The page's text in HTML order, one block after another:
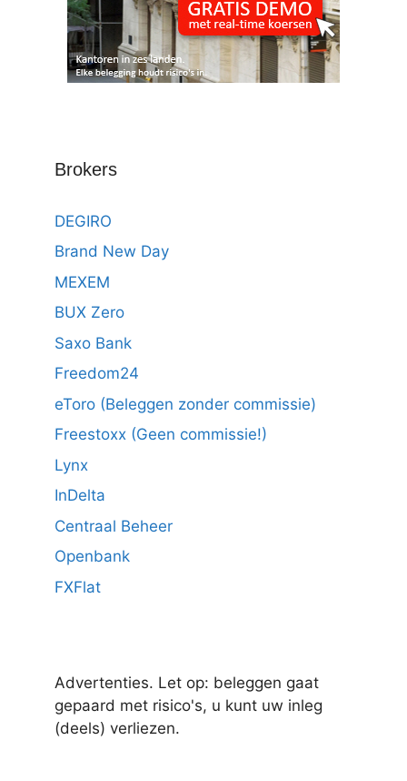
Brokers
DEGIRO
Brand New Day
MEXEM
BUX Zero
Saxo Bank
Freedom24
eToro (Beleggen zonder commissie)
Freestoxx (Geen commissie!)
Lynx
InDelta
Centraal Beheer
Openbank
FXFlat
Advertenties. Let op: beleggen gaat
gepaard met risico's, u kunt uw inleg
(deels) verliezen.